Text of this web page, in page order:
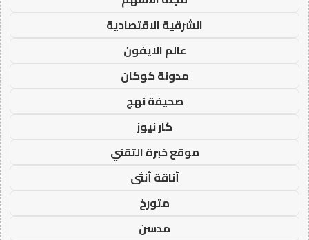
الشرقية الاقتصادية
عالم الايفون
مدونة كوكان
صحيفة نهج
كار نيوز
موقع خبرة التقني
أناقة أنثى
متورخ
مدسن